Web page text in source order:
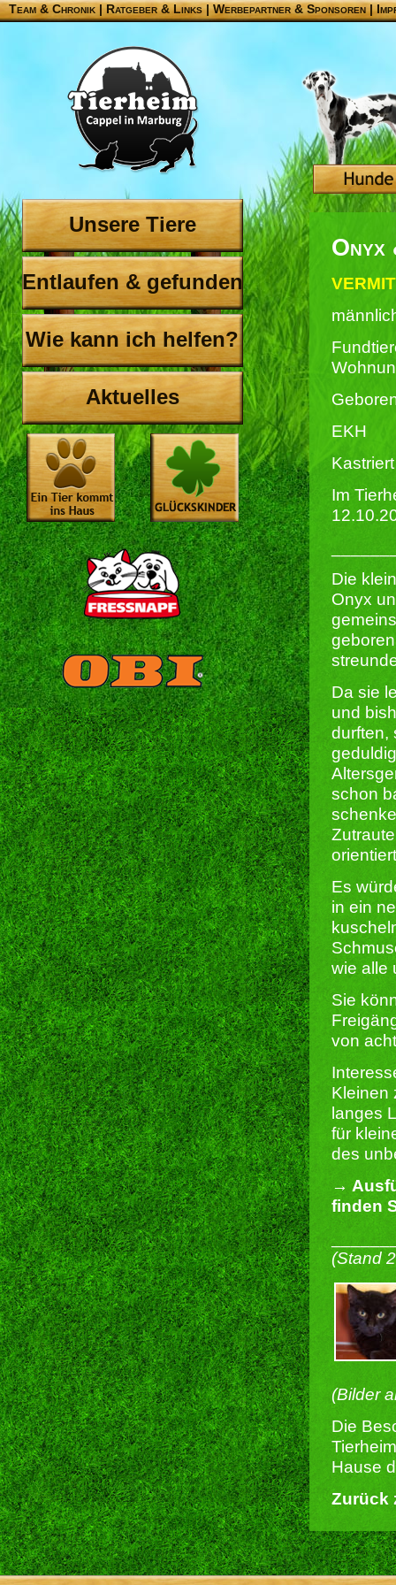
Team & Chronik |Ratgeber & Links|Werbepartner & Sponsoren|
Unsere Tiere
Entlaufen & gefunden
Wie kann ich helfen?
Aktuelles
Onyx
EKH
Im
Die
Onyx
Da sie
und
durften,
schon
Es
in ein
wie alle
Sie
von
Kleinen
langes
für
des
→
finden
(Stand
(Bilder
Die
Hause
Zurück